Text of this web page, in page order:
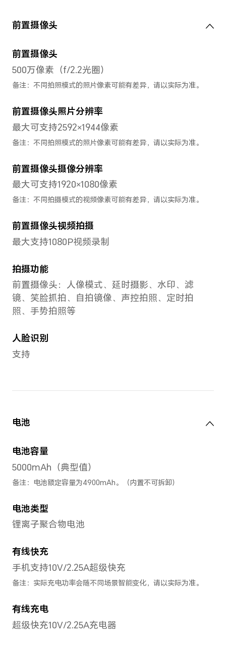
书
系统
操作系统
Magic UI 5.0 （基于Android
存储
8GB+128GB 全网通
8GB+256GB 全网通
后置摄像头
后置摄像头
1300万像素（主摄，f/1.8光圈
深，f/2.4光圈）+200万感光